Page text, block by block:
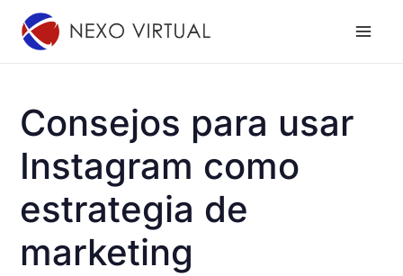
Consejos para usar
Instagram como
estrategia de
marketing